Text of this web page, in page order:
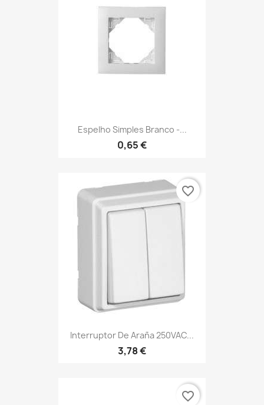
Espelho Simples Branco -...
0,65 €
Interruptor De Araña 250VAC...
3,78 €
favorite_border
favorite_border